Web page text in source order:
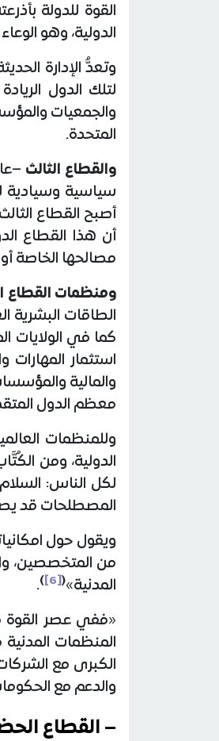
القوة للدولة
الدولية، وهو
وتعدُّ الإدارة
لتلك الدول
والجمعيات
المتحدة.
والقطاع الثالث
سياسية وسيادية
أصبح القطاع
أن هذا القطاع
مصالحها الخاصة
ومنظمات القطاع
كما في الولايات
استثمار المهارات
والمالية
معظم الدول
وللمنظمات
الدولية، ومن
لكل الناس:
المصطلحات قد
ويقول حول
من المتخصصين،
المدنية»(
[6]
)
.
«ففي عصر القوة
المنظمات
الكبرى مع
والدعم مع
– القطاع